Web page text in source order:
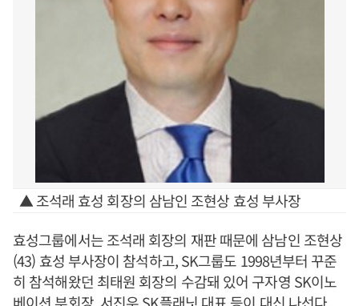
▲ 조석래 효성 회장의 삼남인 조현상 효성 부사장
효성그룹에서는 조석래 회장의 재판 때문에 삼남인 조현상
(43) 효성 부사장이 참석하고, SK그룹도 1998년부터 꾸준
히 참석해왔던 최태원 회장의 수감돼 있어 구자영 SK이노